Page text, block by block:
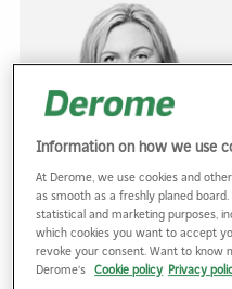
Agné Nilsson
Avdelningschef
Derome Skog
Information on how we use
At Derome, we use cookies and
as smooth as a freshly planed
statistical and marketing purposes,
which cookies you want to accept
revoke your consent. Want to know
Derome's Cookie policy Privacy